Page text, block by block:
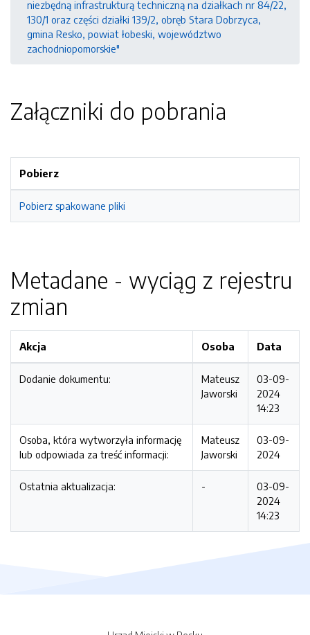
niezbędną infrastrukturą techniczną na działkach nr 84/22,
130/1 oraz części działki 139/2, obręb Stara Dobrzyca,
gmina Resko, powiat łobeski, województwo
zachodniopomorskie"
Załączniki do pobrania
Pobierz
Pobierz spakowane pliki
Metadane - wyciąg z rejestru
zmian
Akcja Osoba Data
Dodanie dokumentu:
Mateusz
Jaworski
03-09-
2024
14:23
Osoba, która wytworzyła informację
lub odpowiada za treść informacji:
Mateusz
Jaworski
03-09-
2024
Ostatnia aktualizacja: -
03-09-
2024
14:23